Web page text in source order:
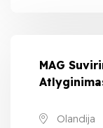
MAG
Olandija